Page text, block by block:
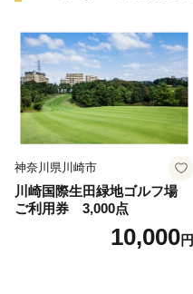
神奈川県川崎市
川崎国際生田緑地ゴルフ場
ご利用券 3,000点
10,000円